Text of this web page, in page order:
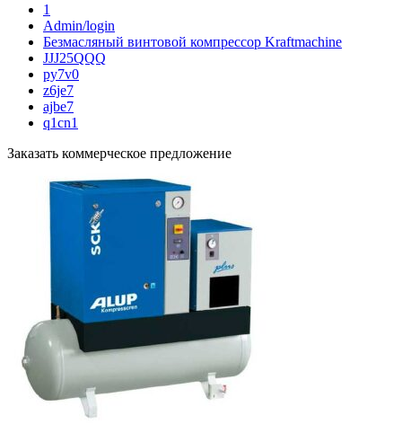
1
Admin/login
Безмасляный винтовой компрессор Kraftmaсhine
JJJ25QQQ
py7v0
z6je7
ajbe7
q1cn1
Заказать коммерческое предложение